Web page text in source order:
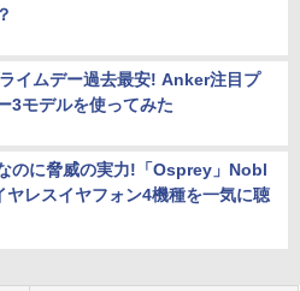
イムデー過去最安! Anker注目プ
3モデルを使ってみた
のに脅威の実力!「Osprey」Nobl
レスイヤフォン4機種を一気に聴